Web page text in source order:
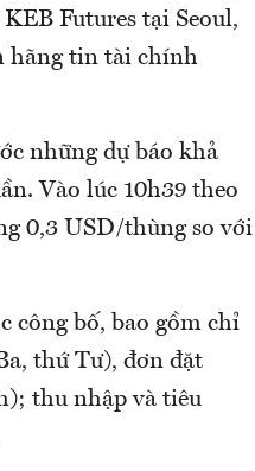
Futures tại Seoul,
hãng tin tài chính
những dự báo khả
Vào lúc 10h39 theo
0,3 USD/thùng so với
công bố, bao gồm chỉ
thứ Tư), đơn đặt
thu nhập và tiêu